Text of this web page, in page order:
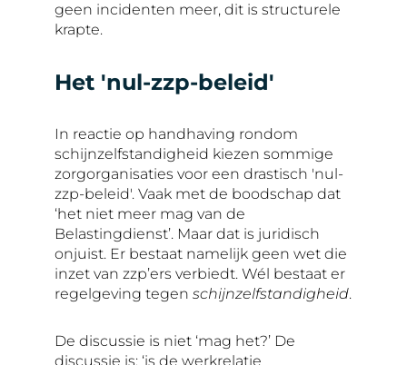
geen incidenten meer, dit is structurele
krapte.
Het 'nul-zzp-beleid'
In reactie op handhaving rondom
schijnzelfstandigheid kiezen sommige
zorgorganisaties voor een drastisch 'nul-
zzp-beleid'. Vaak met de boodschap dat
‘het niet meer mag van de
Belastingdienst’. Maar dat is juridisch
onjuist. Er bestaat namelijk geen wet die
inzet van zzp’ers verbiedt. Wél bestaat er
regelgeving tegen schijnzelfstandigheid.
De discussie is niet ‘mag het?’ De
discussie is: ‘is de werkrelatie